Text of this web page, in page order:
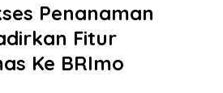
Penanaman
Fitur
Ke BRImo